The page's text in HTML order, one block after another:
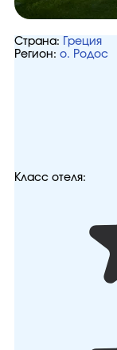
Страна:
Греция
Регион: о. Родос
Класс отеля: